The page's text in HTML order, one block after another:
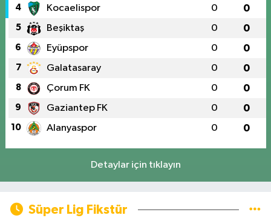
4 Kocaelispor 0 0
5 Beşiktaş 0 0
6 Eyüpspor 0 0
7 Galatasaray 0 0
8 Çorum FK 0 0
9 Gaziantep FK 0 0
10 Alanyaspor 0 0
Detaylar için tıklayın
Süper Lig Fikstür